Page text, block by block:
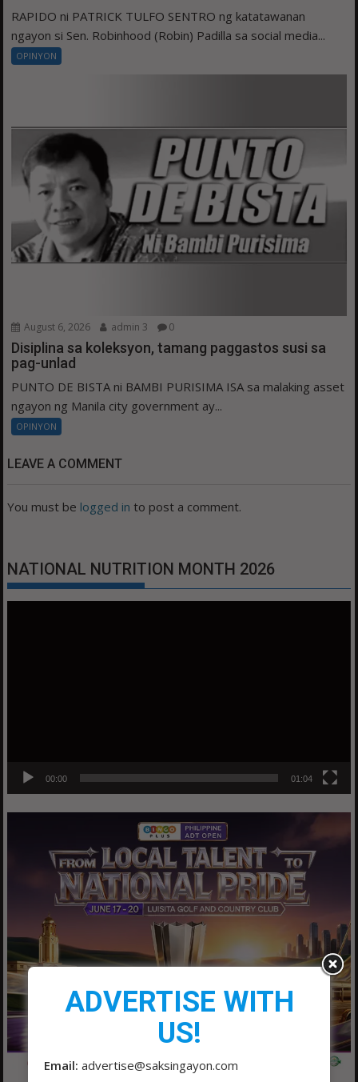
RAPIDO ni PATRICK TULFO SENTRO ng katatawanan
ngayon si Sen. Robinhood (Robin) Padilla sa social media...
OPINYON
August 6, 2026 admin 3 0
Disiplina sa koleksyon, tamang paggastos susi sa
pag-unlad
PUNTO DE BISTA ni BAMBI PURISIMA ISA sa malaking asset
ngayon ng Manila city government ay...
OPINYON
LEAVE A COMMENT
You must be logged in to post a comment.
NATIONAL NUTRITION MONTH 2026
00:00 01:04
ADVERTISE WITH
US!
Email: advertise@saksingayon.com